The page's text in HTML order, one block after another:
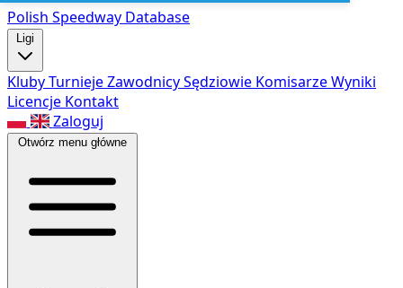
Polish Speedway Database
Ligi
KlubyTurniejeZawodnicySędziowie KomisarzeWyniki
Licencje Kontakt
Zaloguj
Otwórz menu główne